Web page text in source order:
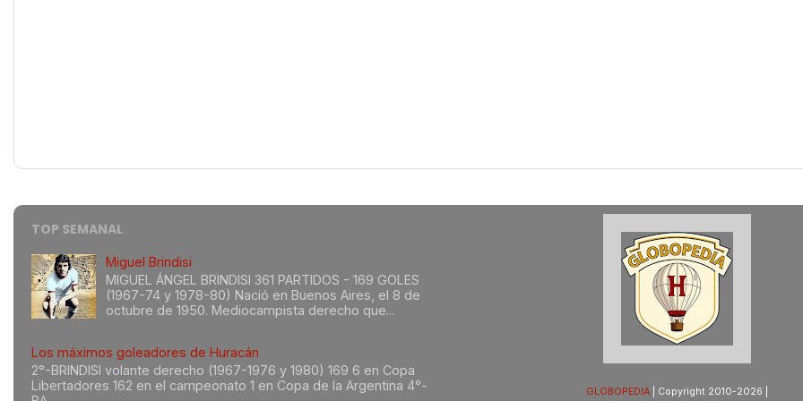
TOP SEMANAL
Miguel Brindisi
MIGUEL ÁNGEL BRINDISI 361 PARTIDOS - 169 GOLES
(1967-74 y 1978-80) Nació en Buenos Aires, el 8 de
octubre de 1950. Mediocampista derecho que...
Los máximos goleadores de Huracán
2°-BRINDISI volante derecho (1967-1976 y 1980) 169 6 en Copa
Libertadores 162 en el campeonato 1 en Copa de la Argentina 4°-
GLOBOPEDIA| Copyright 2010-2026 |